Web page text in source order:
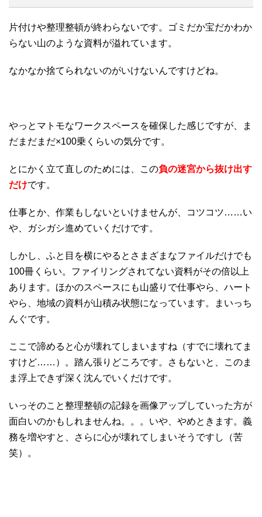
片付けや整理整頓が終わらないです。ゴミだか宝だかわか
らない山のような資料が溢れています。
なかなか捨てられないのがいけないんですけどね。
やっとマトモなワークスペースを確保した感じですが、ま
だまだまだ×100乗くらいの気分です。
とにかく立て直しのためには、この負の迷宮から抜け出す
だけです。
仕事とか、作業もしないといけませんが、コツコツ……い
や、ガシガシ進めていくだけです。
しかし、ふと目を横にやるとさまざまなファイルだけでも
100冊くらい。ファイリングされてない資料がその倍以上
あります。ほかのスペースにも山盛りで仕事やら、ハート
やら、地域の資料が山積み状態になっています。まいっち
んぐです。
ここで諦めると心が壊れてしまいますね（すでに壊れてま
すけど……）。踏ん張りどころです。さもないと、このま
ま浮上できず深く沈んでいくだけです。
いっそのこと整理整頓の記録を画像アップしていった方が
面白いのかもしれませんね。。。いや、やめときます。義
務を増やすと、さらに心が壊れてしまいそうですし（苦
笑）。